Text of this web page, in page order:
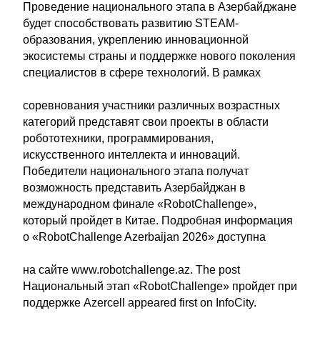
Проведение национального этапа в Азербайджане
будет способствовать развитию STEAM-
образования, укреплению инновационной
экосистемы страны и поддержке нового поколения
специалистов в сфере технологий. В рамках
соревнования участники различных возрастных
категорий представят свои проекты в области
робототехники, программирования,
искусственного интеллекта и инноваций.
Победители национального этапа получат
возможность представить Азербайджан в
международном финале «RobotChallenge»,
который пройдет в Китае. Подробная информация
о «RobotChallenge Azerbaijan 2026» доступна
на сайте www.robotchallenge.az. The post
Национальный этап «RobotChallenge» пройдет при
поддержке Azercell appeared first on InfoCity.